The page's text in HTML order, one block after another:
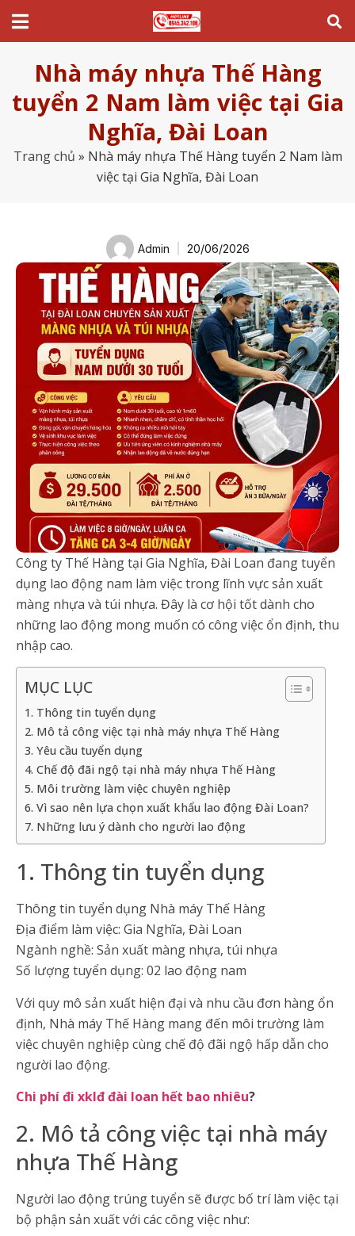
Nhà máy nhựa Thế Hàng
tuyển 2 Nam làm việc tại Gia
Nghĩa, Đài Loan
Trang chủ » Nhà máy nhựa Thế Hàng tuyển 2 Nam làm
việc tại Gia Nghĩa, Đài Loan
Admin 20/06/2026
Công ty Thế Hàng tại Gia Nghĩa, Đài Loan đang tuyển
dụng lao động nam làm việc trong lĩnh vực sản xuất
màng nhựa và túi nhựa. Đây là cơ hội tốt dành cho
những lao động mong muốn có công việc ổn định, thu
nhập cao.
MỤC LỤC
1. Thông tin tuyển dụng
2. Mô tả công việc tại nhà máy nhựa Thế Hàng
3. Yêu cầu tuyển dụng
4. Chế độ đãi ngộ tại nhà máy nhựa Thế Hàng
5. Môi trường làm việc chuyên nghiệp
6. Vì sao nên lựa chọn xuất khẩu lao động Đài Loan?
7. Những lưu ý dành cho người lao động
1. Thông tin tuyển dụng
Thông tin tuyển dụng Nhà máy Thế Hàng
Địa điểm làm việc: Gia Nghĩa, Đài Loan
Ngành nghề: Sản xuất màng nhựa, túi nhựa
Số lượng tuyển dụng: 02 lao động nam
Với quy mô sản xuất hiện đại và nhu cầu đơn hàng ổn
định, Nhà máy Thế Hàng mang đến môi trường làm
việc chuyên nghiệp cùng chế độ đãi ngộ hấp dẫn cho
người lao động.
Chi phí đi xklđ đài loan hết bao nhiêu?
2. Mô tả công việc tại nhà máy
nhựa Thế Hàng
Người lao động trúng tuyển sẽ được bố trí làm việc tại
bộ phận sản xuất với các công việc như: